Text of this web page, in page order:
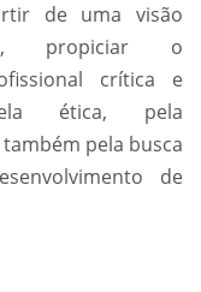
de uma visão
propiciar o
crítica e
ética, pela
pela busca
de